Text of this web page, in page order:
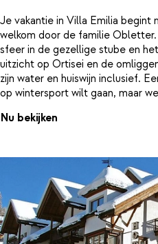
Je vakantie in Villa Emilia begint
welkom door de familie
sfeer in de gezellige stube en
uitzicht op Ortisei en de
zijn water en huiswijn inclusief.
op wintersport wilt gaan, maar
Nu bekijken